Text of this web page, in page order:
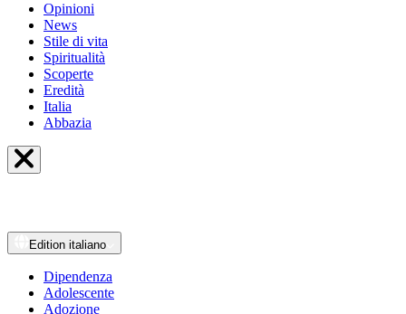
Opinioni
News
Stile di vita
Spiritualità
Scoperte
Eredità
Italia
Abbazia
Edition italiano
Dipendenza
Adolescente
Adozione